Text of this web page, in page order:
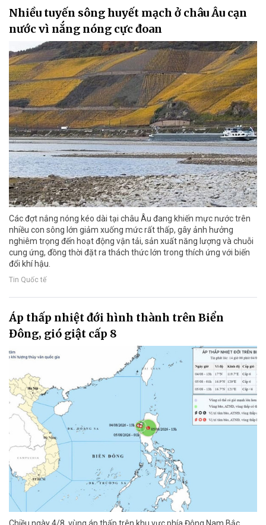
Nhiều tuyến sông huyết mạch ở châu Âu cạn
nước vì nắng nóng cực đoan
Các đợt nắng nóng kéo dài tại châu Âu đang khiến mực nước trên
nhiều con sông lớn giảm xuống mức rất thấp, gây ảnh hưởng
nghiêm trọng đến hoạt động vận tải, sản xuất năng lượng và chuỗi
cung ứng, đồng thời đặt ra thách thức lớn trong thích ứng với biến
đổi khí hậu.
Tin Quốc tế
Áp thấp nhiệt đới hình thành trên Biển
Đông, gió giật cấp 8
Chiều ngày 4/8, vùng áp thấp trên khu vực phía Đông Nam Bắc